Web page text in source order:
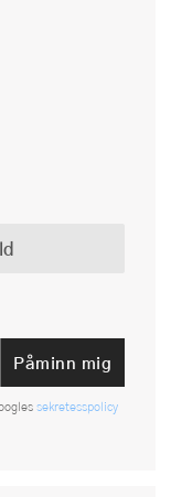
Påminn mig
sekretesspolicy